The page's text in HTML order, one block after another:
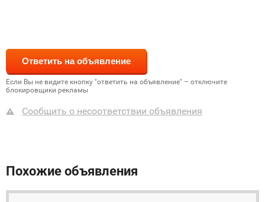
Если Вы не видите кнопку "ответить на объявление" – отключите
блокировщики рекламы
Сообщить о несоответствии объявления
Похожие объявления